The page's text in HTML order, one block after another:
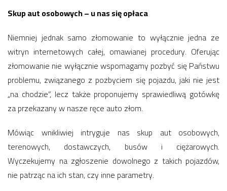
Skup aut osobowych – u nas się opłaca
Niemniej jednak samo złomowanie to wyłącznie jedna ze
witryn internetowych całej, omawianej procedury. Oferując
złomowanie nie wyłącznie wspomagamy pozbyć się Państwu
problemu, związanego z pozbyciem się pojazdu, jaki nie jest
„na chodzie”, lecz także proponujemy sprawiedliwą gotówkę
za przekazany w nasze ręce auto złom.
Mówiąc wnikliwiej intryguje nas skup aut osobowych,
terenowych, dostawczych, busów i ciężarowych.
Wyczekujemy na zgłoszenie dowolnego z takich pojazdów,
nie patrząc na ich stan, czy inne parametry.